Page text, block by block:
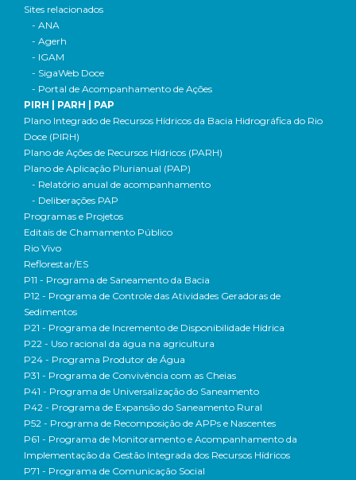
Sites relacionados
- ANA
- Agerh
- IGAM
- SigaWeb Doce
- Portal de Acompanhamento de Ações
PIRH | PARH | PAP
Plano Integrado de Recursos Hídricos da Bacia Hidrográfica do Rio
Doce (PIRH)
Plano de Ações de Recursos Hídricos (PARH)
Plano de Aplicação Plurianual (PAP)
- Relatório anual de acompanhamento
- Deliberações PAP
Programas e Projetos
Editais de Chamamento Público
Rio Vivo
Reflorestar/ES
P11 - Programa de Saneamento da Bacia
P12 - Programa de Controle das Atividades Geradoras de
Sedimentos
P21 - Programa de Incremento de Disponibilidade Hídrica
P22 - Uso racional da água na agricultura
P24 - Programa Produtor de Água
P31 - Programa de Convivência com as Cheias
P41 - Programa de Universalização do Saneamento
P42 - Programa de Expansão do Saneamento Rural
P52 - Programa de Recomposição de APPs e Nascentes
P61 - Programa de Monitoramento e Acompanhamento da
Implementação da Gestão Integrada dos Recursos Hídricos
P71 - Programa de Comunicação Social